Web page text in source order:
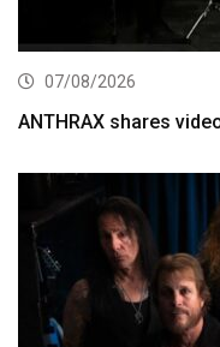
07/08/2026
ANTHRAX shares